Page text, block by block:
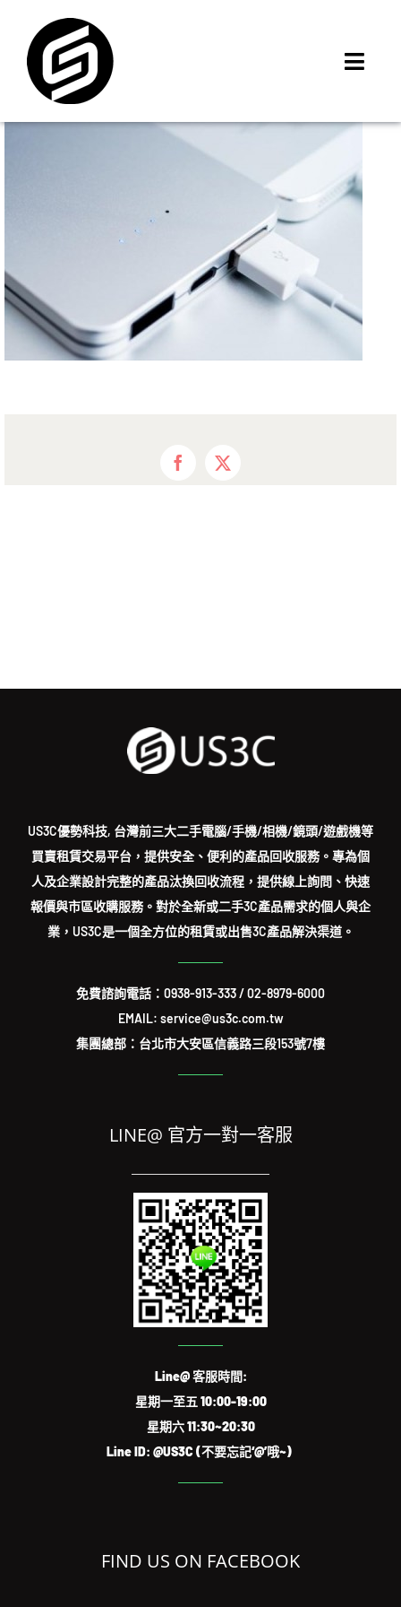
content
3C租賃
MSI 舊換新
最新資訊
Facebook
X
US3C優勢科技, 台灣前三大二手電腦/手機/相機/鏡頭/遊戲機等
買賣租賃交易平台，提供安全、便利的產品回收服務。專為個
人及企業設計完整的產品汰換回收流程，提供線上詢問、快速
報價與市區收購服務。對於全新或二手3C產品需求的個人與企
業，US3C是一個全方位的租賃或出售3C產品解決渠道。
免費諮詢電話： 0938-913-333/02-8979-6000
EMAIL: service@us3c.com.tw
集團總部：台北市大安區信義路三段153號7樓
LINE@ 官方一對一客服
Line@ 客服時間:
星期一至五 10:00-19:00
星期六 11:30~20:30
Line ID: @US3C (不要忘記‘@’哦~)
FIND US ON FACEBOOK